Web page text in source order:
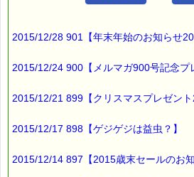
こんにちは！
ルコ＠千葉るみこ （主婦、二児の母）
■ｅパスタイム通信
2015/12/28 901【年末年始のお知らせ
2015/12/24 900【メルマガ900号記念プ
2015/12/21 899【クリスマスプレゼント
2015/12/17 898【ゲジゲジは益虫？】
2015/12/14 897【2015歳末セールのお知